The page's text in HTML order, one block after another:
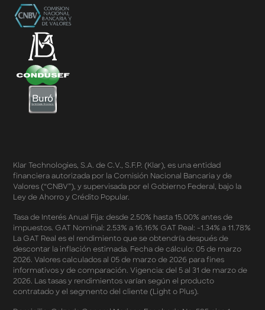
Términos y Condiciones de Beneficios Uber Card
Powered by Klar
Klarfest - Mayo 2026
Klarfest - Día de las Madres 2026
Compra Mínima Klar Plus - SplitK 0% - Cashback
Starbucks 50% - Cashback 20% Décima Compra
Términos y Condiciones - Cashback Primera Compra
en Apple Pay
Términos y Condiciones - Mastercard te lleva a la
Términos y Condiciones – Fechas Dobles “3 de 3” 2026
Mercado Libre
Términos y Condiciones - Reducción Tasa de Interés en
Términos y Condiciones - Apartados - Tasas
Preferentes Febrero 2026
Términos y Condiciones - Programa de Cashback
AWIN
Pago de Servicios a MSI – Supermercados Enero -
Marzo 2026
Términos y Condiciones - Meses Sin Intereses y SplitK
Klar Technologies, S.A. de C.V., S.F.P. (Klar), es una entidad
financiera autorizada por la Comisión Nacional Bancaria y de
Valores (“CNBV”), y supervisada por el Gobierno Federal, bajo la
Ley de Ahorro y Crédito Popular.
Tasa de Interés Anual Fija: desde 2.50% hasta 15.00% antes de
impuestos. GAT Nominal: 2.53% a 16.16% GAT Real: -1.34% a 11.78%
La GAT Real es el rendimiento que se obtendría después de
descontar la inflación estimada. Fecha de cálculo: 05 de marzo
2026. Valores calculados al 05 de marzo de 2026 para fines
informativos y de comparación. Vigencia: del 5 al 31 de marzo de
2026. Las tasas y rendimientos varían según el producto
contratado y el segmento del cliente (Light o Plus).